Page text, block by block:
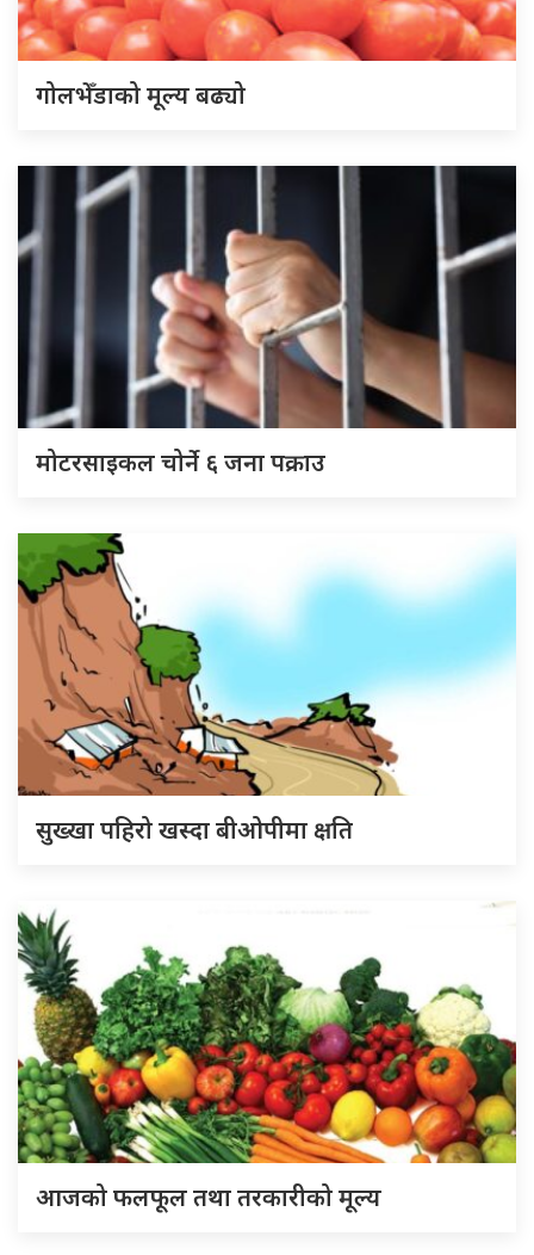
गोलभेँडाको मूल्य बढ्यो
मोटरसाइकल चोर्ने ६ जना पक्राउ
सुख्खा पहिरो खस्दा बीओपीमा क्षति
आजको फलफूल तथा तरकारीको मूल्य